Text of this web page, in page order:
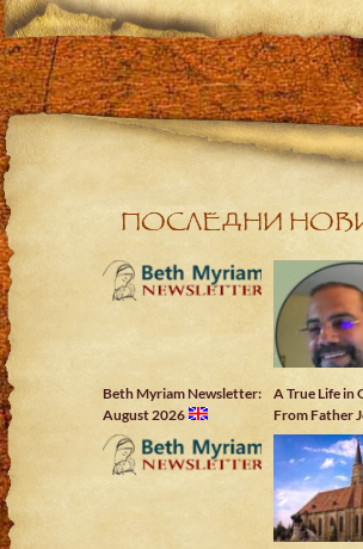
ПОСЛЕДНИ
Beth Myriam Newsletter:
August 2026
A True Life in
From Father